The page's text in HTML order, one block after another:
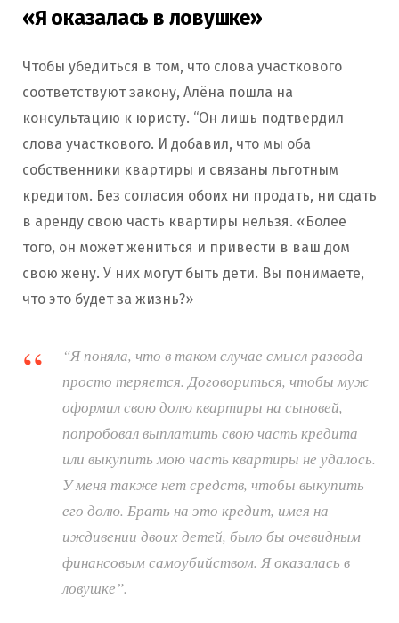
«Я оказалась в ловушке»
Чтобы убедиться в том, что слова участкового
соответствуют закону, Алёна пошла на
консультацию к юристу. “Он лишь подтвердил
слова участкового. И добавил, что мы оба
собственники квартиры и связаны льготным
кредитом. Без согласия обоих ни продать, ни сдать
в аренду свою часть квартиры нельзя. «Более
того, он может жениться и привести в ваш дом
свою жену. У них могут быть дети. Вы понимаете,
что это будет за жизнь?»
“Я поняла, что в таком случае смысл развода
просто теряется. Договориться, чтобы муж
оформил свою долю квартиры на сыновей,
попробовал выплатить свою часть кредита
или выкупить мою часть квартиры не удалось.
У меня также нет средств, чтобы выкупить
его долю. Брать на это кредит, имея на
иждивении двоих детей, было бы очевидным
финансовым самоубийством. Я оказалась в
ловушке”.